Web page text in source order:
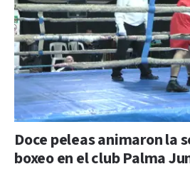
Doce peleas animaron la
boxeo en el club Palma